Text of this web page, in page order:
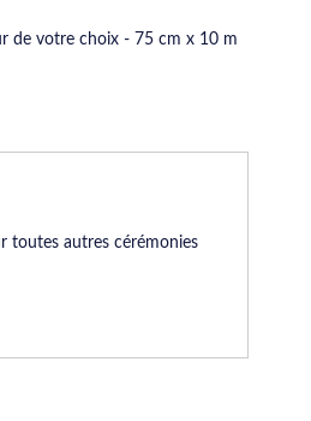
de votre choix - 75 cm x 10 m
toutes autres cérémonies